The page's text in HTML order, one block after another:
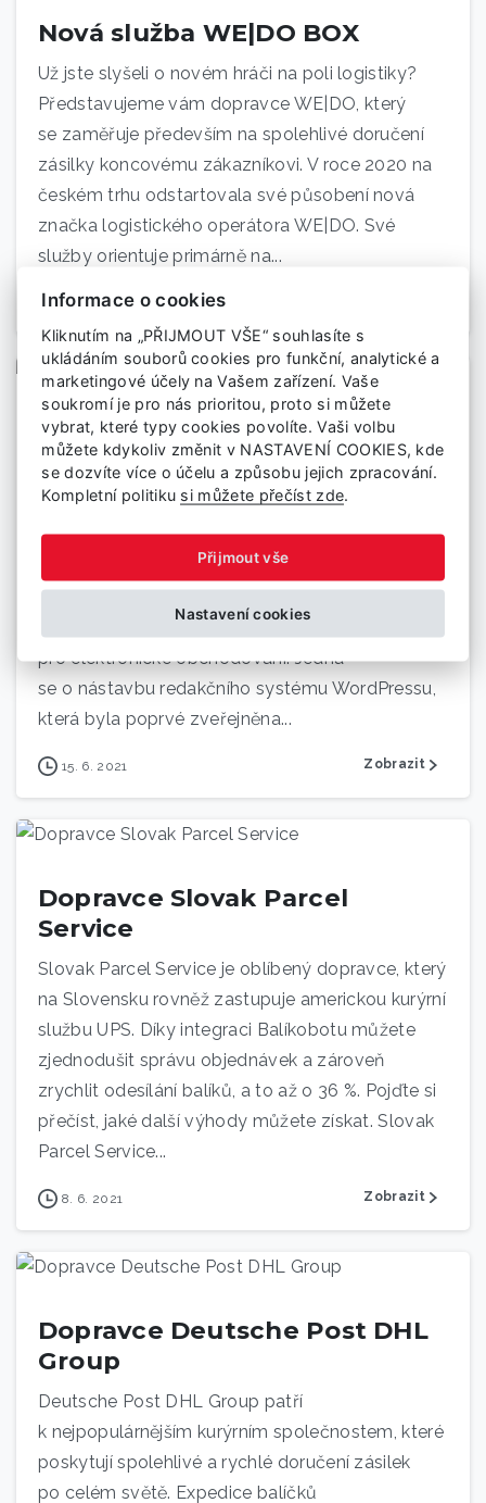
Nová služba WE|DO BOX
Už jste slyšeli o novém hráči na poli logistiky?
Představujeme vám dopravce WE|DO, který
se zaměřuje především na spolehlivé doručení
zásilky koncovému zákazníkovi. V roce 2020 na
českém trhu odstartovala své působení nová
značka logistického operátora WE|DO. Své
služby orientuje primárně na...
17. 6. 2021
Systém WooCommerce
WooCommerce je nejvíce používaný plugin pro
elektronické obchodování v systému WordPress.
Díky přímému napojení na Balíkobot své
zákazníky potěšíte bleskovou expedicí, nulovou
chybovostí i vysokou spolehlivostí.
WooCommerce patří k nejoblíbenějším pluginům
pro elektronické obchodování. Jedná
se o nástavbu redakčního systému WordPressu,
která byla poprvé zveřejněna...
15. 6. 2021 Zobrazit
Dopravce Slovak Parcel
Service
Slovak Parcel Service je oblíbený dopravce, který
na Slovensku rovněž zastupuje americkou kurýrní
službu UPS. Díky integraci Balíkobotu můžete
zjednodušit správu objednávek a zároveň
zrychlit odesílání balíků, a to až o 36 %. Pojďte si
přečíst, jaké další výhody můžete získat. Slovak
Parcel Service...
8. 6. 2021 Zobrazit
Dopravce Deutsche Post DHL
Group
Deutsche Post DHL Group patří
k nejpopulárnějším kurýrním společnostem, které
poskytují spolehlivé a rychlé doručení zásilek
po celém světě. Expedice balíčků
Informace o cookies
Kliknutím na „PŘIJMOUT VŠE“ souhlasíte s
ukládáním souborů cookies pro funkční, analytické a
marketingové účely na Vašem zařízení. Vaše
soukromí je pro nás prioritou, proto si můžete
vybrat, které typy cookies povolíte. Vaši volbu
můžete kdykoliv změnit v NASTAVENÍ COOKIES, kde
se dozvíte více o účelu a způsobu jejich zpracování.
Kompletní politiku si můžete přečíst zde
Přijmout vše
Nastavení cookies